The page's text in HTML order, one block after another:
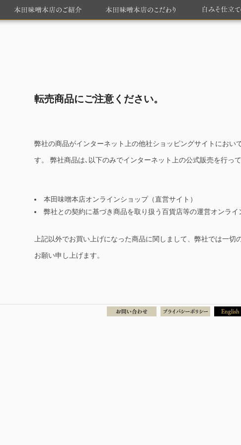
転売商品にご注意ください。
弊社の商品がインターネット上の他社ショッピングサイトにおい
す。 弊社商品は､以下のみでインターネット上の公式販売を行って
本田味噌本店オンラインショップ（直営サイト）
弊社との契約に基づき商品を取り扱う百貨店等の運営オンライ
上記以外でお買い上げになった商品に関しまして、弊社では一
お願い申し上げます。